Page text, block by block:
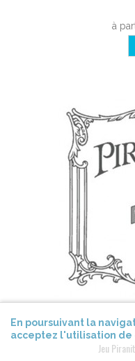
à
Jeu
En poursuivant la
acceptez l'utilisation de